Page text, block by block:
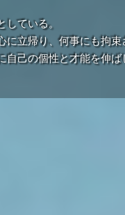
ている。
に立帰り、何事にも拘
自己の個性と才能を伸